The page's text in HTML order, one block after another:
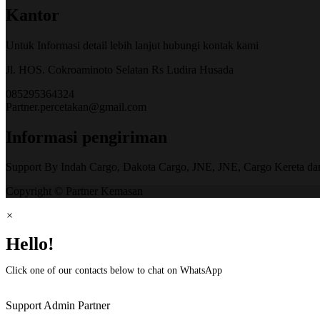
Kantor
Untuk Informasi detail lebih lanjut hubungi kontak kami
Jl. HOS. Cokroaminoto Selatan Rs Ludira Husada
085295364324
Partner.percetakan@gmail.com
Informasi pengiriman
Support By Indah Cargo, Dakota Cargo, JNE, JNE, Cargo Kereta
Copyright © Partner Kemasan
×
Hello!
Click one of our contacts below to chat on WhatsApp
SupportAdmin Partner